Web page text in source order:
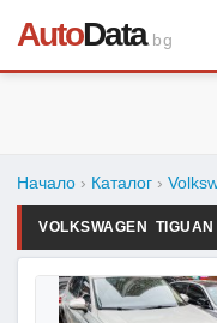
AutoData.bg
Начало › Каталог ›
VOLKSWAGEN TIGUAN